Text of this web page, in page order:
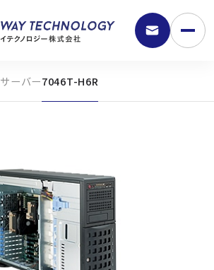
9:30 - 18:00
サーバー7046T-H6R